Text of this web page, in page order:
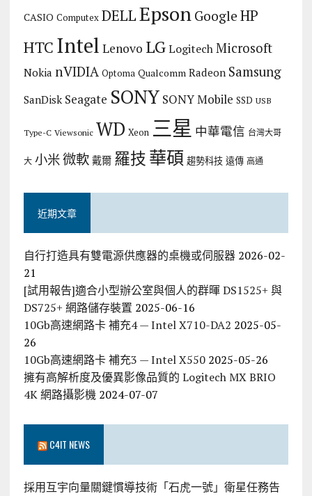
CASIO Computex DELLEpson Google HP
HTC Intel Lenovo LG Logitech Microsoft
Nokia nVIDIA Optoma Qualcomm Radeon Samsung
SanDisk Seagate SONY SONY Mobile SSD USB
Type-C Viewsonic WD Xeon 三星 中華電信 台灣大哥
大 小米微軟 戴爾 羅技華碩 趨勢科技 遠傳 高通
近期文章
自行打造具有雙電源供應器的桌機或伺服器 2026-02-
21
[試用報告]適合小型辦公室與個人的群暉 DS1525+ 與
DS725+ 網路儲存裝置 2025-06-16
10Gb高速網路卡 補充4 — Intel X710-DA2 2025-05-
26
10Gb高速網路卡 補充3 — Intel X550 2025-05-26
擁有高解析度及優異影像品質的 Logitech MX BRIO
4K 網路攝影機 2024-07-07
C4IT NEWS
採用互宇向量關鍵慣導技術「石虎一號」衛星任務告